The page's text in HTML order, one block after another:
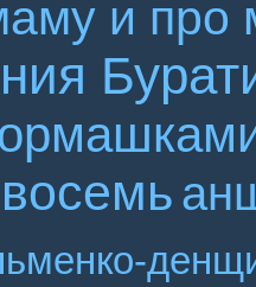
и про